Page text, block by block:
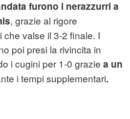
furono i nerazzurri a
, grazie al rigore
che valse il 3-2 finale. I
poi presi la rivincita in
i cugini per 1-0 grazie a un
i tempi supplementari.